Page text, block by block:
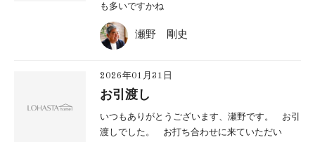
も多いですかね
瀬野 剛史
2026年01月31日
お引渡し
いつもありがとうございます、瀬野です。 お引
渡しでした。 お打ち合わせに来ていただい